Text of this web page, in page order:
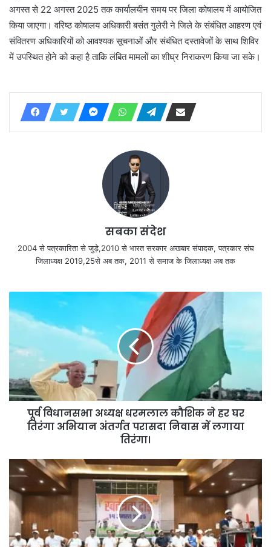
अगस्त से 22 अगस्त 2025 तक कार्यालयीन समय पर जिला कोषालय में आयोजित
किया जाएगा। वरिष्ठ कोषालय अधिकारी बसंत गुलेरी ने जिले के संबंधित आहरण एवं
संवितरण अधिकारियों को आवश्यक सूचनाओं और संबंधित दस्तावेजों के साथ शिविर
में उपस्थित होने को कहा है ताकि लंबित मामलों का शीघ्र निराकरण किया जा सके।
सबका संदेश
2004 से पत्रकारिता से जुड़े,2010 से भारत सरकार अखबार संपादक, पत्रकार संघ
जिलाध्यक्ष 2019,25से अब तक, 2011 से समाज के जिलाध्यक्ष अब तक
पूर्व विधानसभा अध्यक्ष धरमलाल कौशिक ने हर घर
तिरंगा अभियान अंतर्गत परासदा निवास में लगाया
तिरंगा।